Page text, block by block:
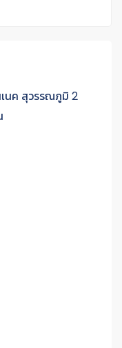
เนค สุวรรณภูมิ 2